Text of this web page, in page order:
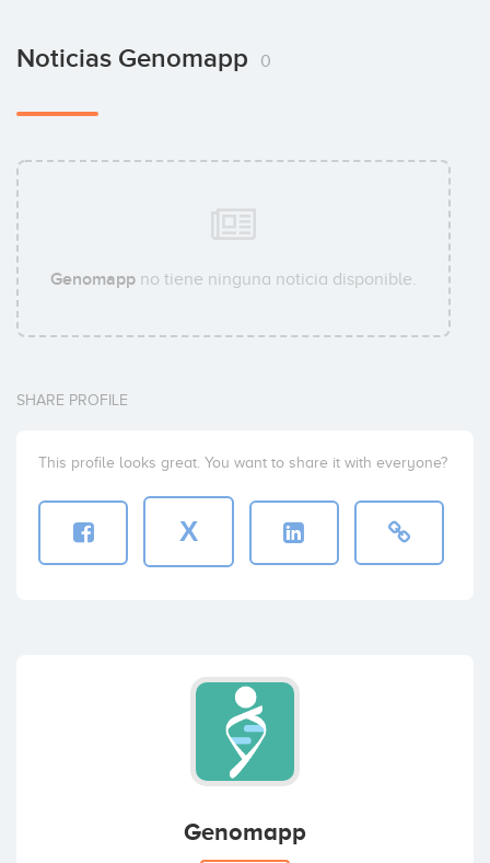
Noticias Genomapp 0
Genomapp no tiene ninguna noticia disponible.
SHARE PROFILE
This profile looks great. You want to share it with everyone?
X
Genomapp